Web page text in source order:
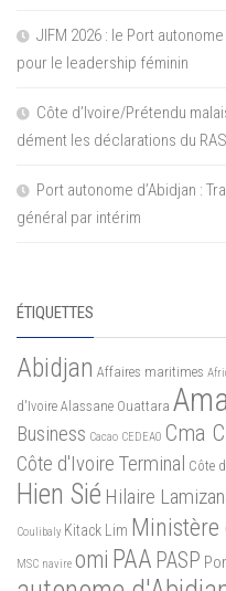
JIFM 2026 : le Port
pour le leadership féminin
Côte d’Ivoire/Prétendu
dément les déclarations du
Port autonome d’Abidjan :
général par intérim
ÉTIQUETTES
Abidjan Affaires maritimes
d'Ivoire Alassane Ouattara
Business Cacao CEDEAO Cma
Côte d'Ivoire Terminal Côte
Hien Sié Hilaire
Coulibaly Kitack Lim Ministère
MSC navire omi PAA PASP